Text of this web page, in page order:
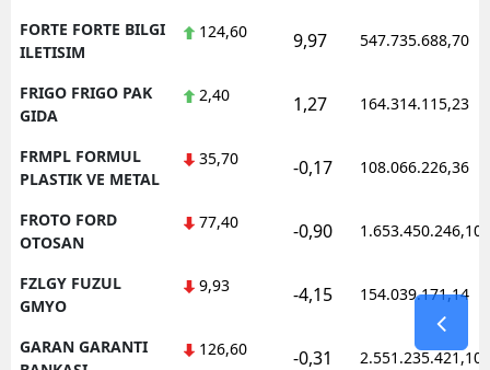
FORTE FORTE BILGI
ILETISIM
124,60 9,97 547.735.688,70
FRIGO FRIGO PAK
GIDA
2,40 1,27 164.314.115,23
FRMPL FORMUL
PLASTIK VE METAL
35,70 -0,17 108.066.226,36
FROTO FORD
OTOSAN
77,40 -0,90 1.653.450.246,10
FZLGY FUZUL
GMYO
9,93 -4,15 154.039.171,14
GARAN GARANTI
126,60 -0,31 2.551.235.421,10